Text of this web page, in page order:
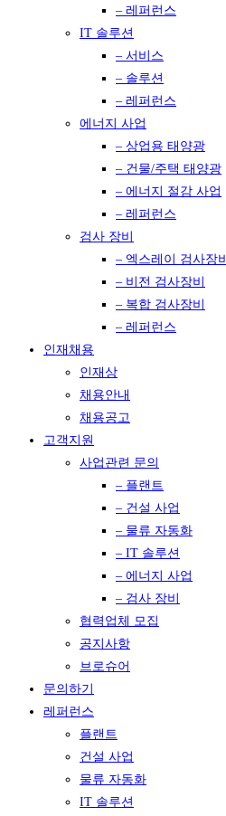
– 레퍼런스
IT 솔루션
– 서비스
– 솔루션
– 레퍼런스
에너지 사업
– 상업용 태양광
– 건물/주택 태양광
– 에너지 절감 사업
– 레퍼런스
검사 장비
– 엑스레이 검사장비
– 비전 검사장비
– 복합 검사장비
– 레퍼런스
인재채용
인재상
채용안내
채용공고
고객지원
사업관련 문의
– 플랜트
– 건설 사업
– 물류 자동화
– IT 솔루션
– 에너지 사업
– 검사 장비
협력업체 모집
공지사항
브로슈어
문의하기
레퍼런스
플랜트
건설 사업
물류 자동화
IT 솔루션